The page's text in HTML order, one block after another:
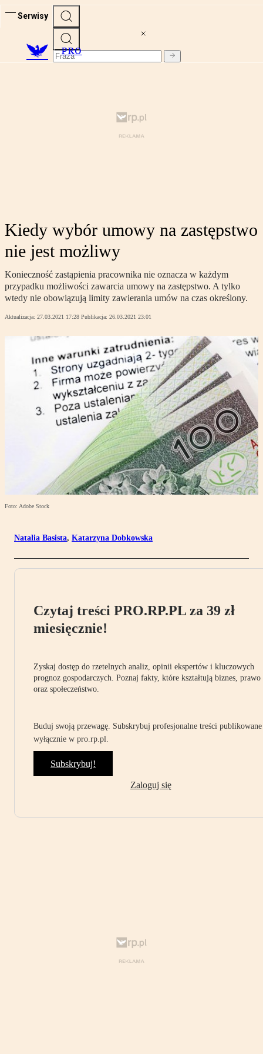
Serwisy
PRO
Kiedy wybór umowy na zastępstwo
nie jest możliwy
Konieczność zastąpienia pracownika nie oznacza w każdym
przypadku możliwości zawarcia umowy na zastępstwo. A tylko
wtedy nie obowiązują limity zawierania umów na czas określony.
Aktualizacja: 27.03.2021 17:28 Publikacja: 26.03.2021 23:01
Foto: Adobe Stock
Natalia Basista, Katarzyna Dobkowska
Czytaj treści PRO.RP.PL za 39 zł
miesięcznie!
Zyskaj dostęp do rzetelnych analiz, opinii ekspertów i kluczowych
prognoz gospodarczych. Poznaj fakty, które kształtują biznes, prawo
oraz społeczeństwo.
Buduj swoją przewagę. Subskrybuj profesjonalne treści publikowane
wyłącznie w pro.rp.pl.
Subskrybuj!
Zaloguj się